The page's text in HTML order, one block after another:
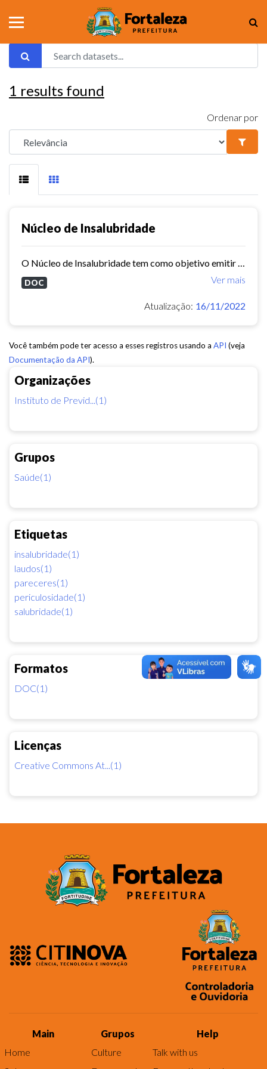
Organizações
Instituto de Previd...(1)
Grupos
Saúde(1)
Etiquetas
insalubridade(1)
laudos(1)
pareceres(1)
periculosidade(1)
salubridade(1)
Formatos
DOC(1)
Licenças
Creative Commons At...(1)
1 results found
Ordenar por
Núcleo de Insalubridade
Ver mais
DOC
Atualização: 16/11/2022
Você também pode ter acesso a esses registros usando a API (veja
Documentação da API).
Main
Home
Grupos
Culture
Help
Talk with us